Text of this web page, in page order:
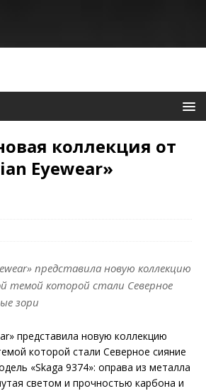
коллекция от
Eyewear»
представила новую коллекцию
темой которой стали Северное
зори
представила новую коллекцию
которой стали Северное сияние
«Skaga 9374»: оправа из металла
светом и прочностью карбона и